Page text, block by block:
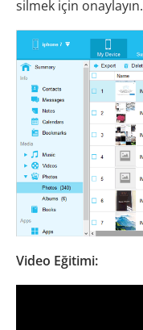
silmek için onaylayın.
Video Eğitimi: